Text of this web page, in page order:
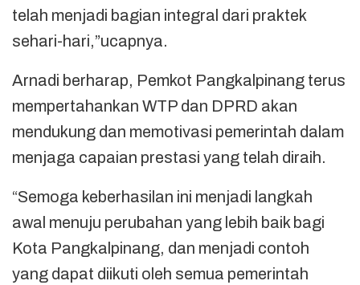
telah menjadi bagian integral dari praktek
sehari-hari,”ucapnya.
Arnadi berharap, Pemkot Pangkalpinang terus
mempertahankan WTP dan DPRD akan
mendukung dan memotivasi pemerintah dalam
menjaga capaian prestasi yang telah diraih.
“Semoga keberhasilan ini menjadi langkah
awal menuju perubahan yang lebih baik bagi
Kota Pangkalpinang, dan menjadi contoh
yang dapat diikuti oleh semua pemerintah